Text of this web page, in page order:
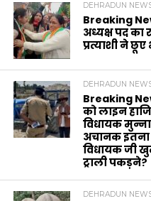
DEHRADUN
Breaking
अध्यक्ष पद
प्रत्याशी ने छूए
DEHRADUN
Breaking
को लाइन
विधायक
अचानक इतना
विधायक जी
ट्राली पकड़ने?
DEHRADUN